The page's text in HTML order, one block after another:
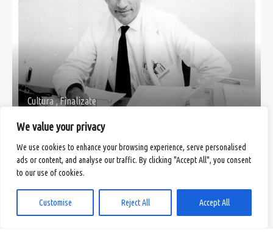
We value your privacy
We use cookies to enhance your browsing experience, serve personalised
ads or content, and analyse our traffic. By clicking "Accept All", you consent
to our use of cookies.
Customise Reject All Accept All
Cultura,Finalizate
Medicina